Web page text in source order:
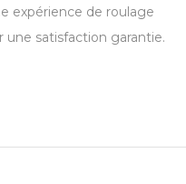
expérience de roulage
une satisfaction garantie.